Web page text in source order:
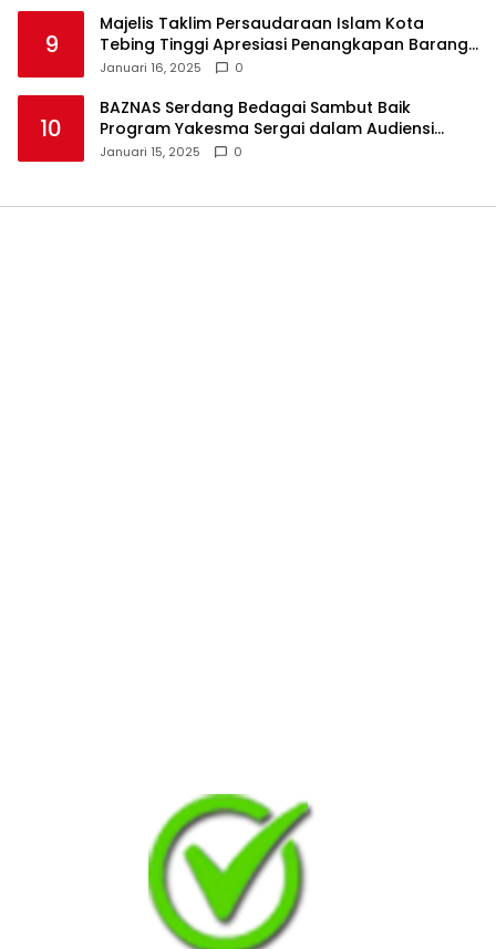
9
Majelis Taklim Persaudaraan Islam Kota
Tebing Tinggi Apresiasi Penangkapan Barang
Haram
Januari 16, 2025 0
10
BAZNAS Serdang Bedagai Sambut Baik
Program Yakesma Sergai dalam Audiensi
Perkenalan Pengurus Baru
Januari 15, 2025 0